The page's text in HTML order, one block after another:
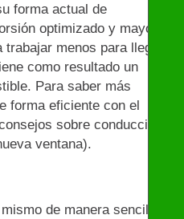
forma actual de
optimizado y mayor
menos para llegar
como resultado un
Para saber más
forma eficiente con el
sobre conducción
ventana).
de manera sencilla: